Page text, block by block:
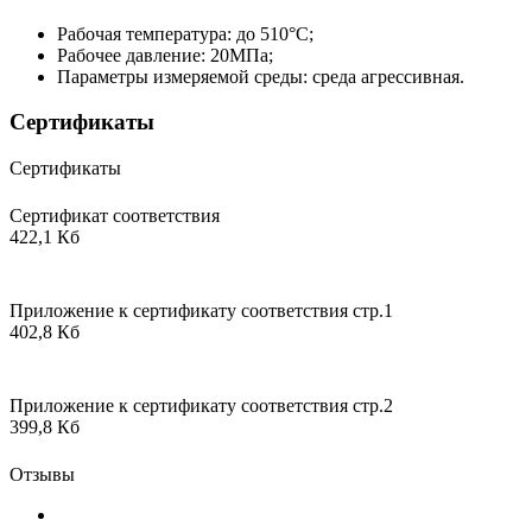
Рабочая температура: до 510°С;
Рабочее давление: 20МПа;
Параметры измеряемой среды: среда агрессивная.
Сертификаты
Сертификаты
Сертификат соответствия
422,1 Кб
Приложение к сертификату соответствия стр.1
402,8 Кб
Приложение к сертификату соответствия стр.2
399,8 Кб
Отзывы